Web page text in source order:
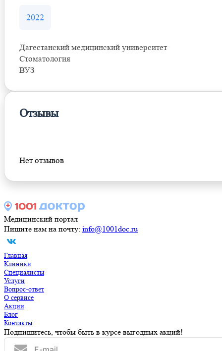
2022
Дагестанский медицинский университет
Стоматология
ВУЗ
Отзывы
Нет отзывов
Медицинский портал
Пишите нам на почту: info@1001doc.ru
Главная
Клиники
Специалисты
Услуги
Вопрос-ответ
О сервисе
Акции
Блог
Контакты
Подпишитесь, чтобы быть в курсе выгодных акций!